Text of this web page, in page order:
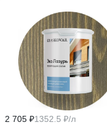
2 705 ₽1352.5 ₽/л